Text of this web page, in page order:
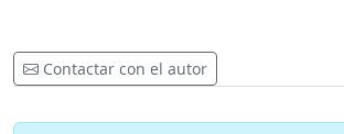
Contactar con el autor